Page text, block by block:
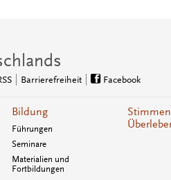
Barrierefreiheit Facebook
Bildung
Führungen
Seminare
Materialien und
Fortbildungen